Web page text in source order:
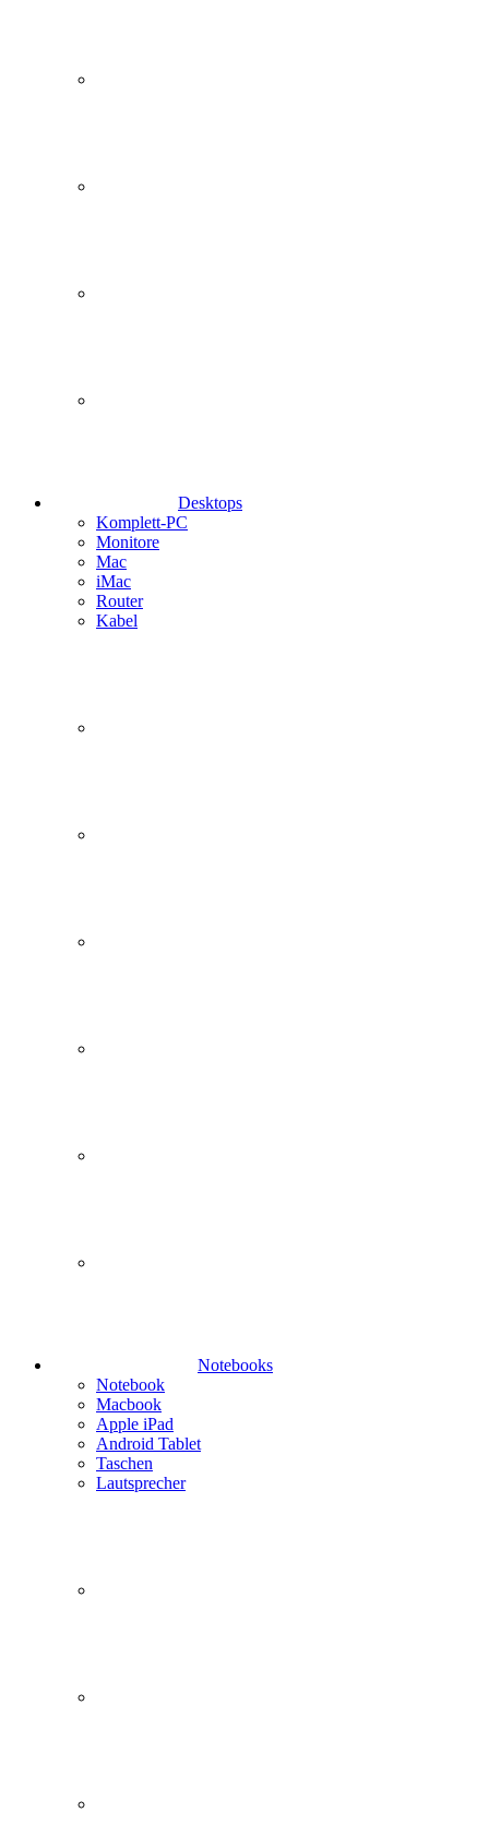
Desktops
Komplett-PC
Monitore
Mac
iMac
Router
Kabel
Notebooks
Notebook
Macbook
Apple iPad
Android Tablet
Taschen
Lautsprecher